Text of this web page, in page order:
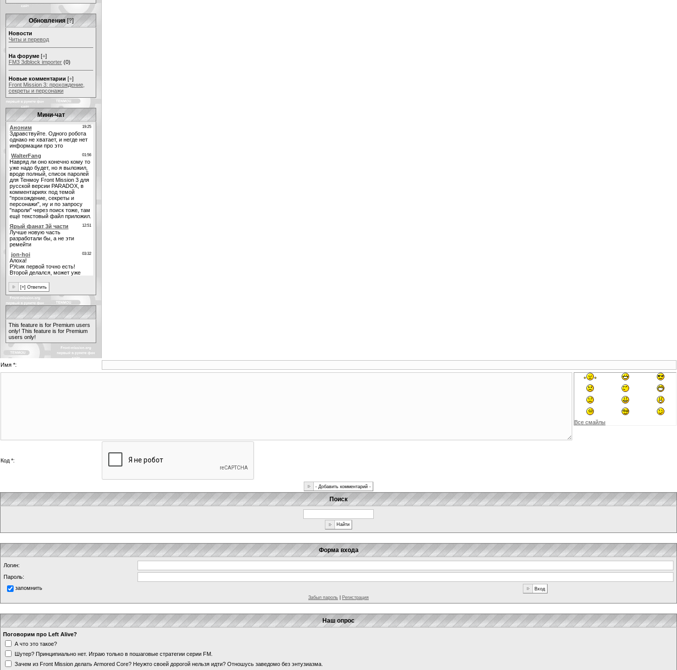
Обновления [?]
Новости
Читы и перевод
На форуме [+]
FM3 3dblock importer (0)
Новые комментарии [+]
Front Mission 3: прохождение,
секреты и персонажи
Мини-чат
This feature is for Premium users
only! This feature is for Premium
users only!
Имя *:
Все смайлы
Код *:
Поиск
Форма входа
Логин:
Пароль:
запомнить
Забыл пароль Регистрация
Наш опрос
Поговорим про Left Alive?
А что это такое?
Шутер? Принципиально нет. Играю только в пошаговые стратегии серии FM.
Зачем из Front Mission делать Armored Core? Неужто своей дорогой нельзя идти? Отношусь заведомо без энтузиазма.